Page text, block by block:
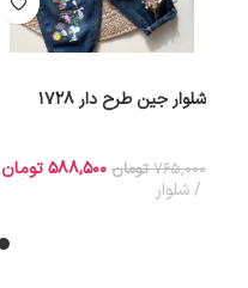
شلوار جین طرح دار 1728
765,000 تومان 588,500تومان
شلوار